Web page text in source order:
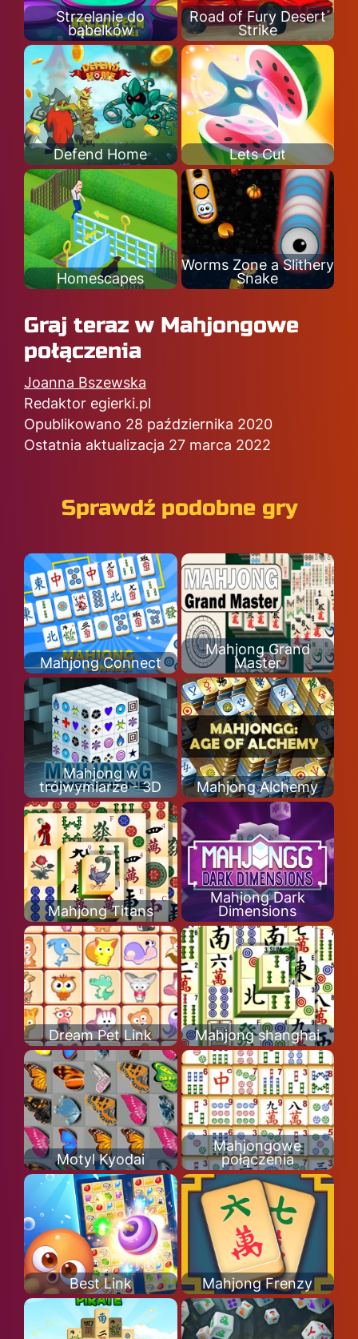
Strzelanie do
bąbelków
Road of Fury Desert
Strike
Defend Home Lets Cut
Homescapes
Worms Zone a Slithery
Snake
Graj teraz w Mahjongowe
połączenia
Joanna Bszewska
Redaktor egierki.pl
Opublikowano 28 października 2020
Ostatnia aktualizacja 27 marca 2022
Sprawdź podobne gry
Mahjong Connect
Mahjong Grand
Master
Mahjong w
trójwymiarze - 3D
Mahjong Alchemy
Mahjong Titans
Mahjong Dark
Dimensions
Dream Pet Link Mahjong shanghai
Motyl Kyodai
Mahjongowe
połączenia
Best Link Mahjong Frenzy